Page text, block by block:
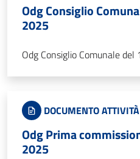
Odg Consiglio
2025
Odg Consiglio Comunale
DOCUMENTO
Odg Prima
2025